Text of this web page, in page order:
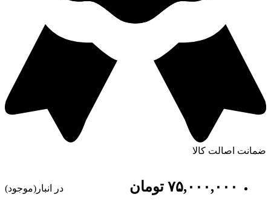
ضمانت اصالت کالا
٧۵,٠٠٠,٠٠٠ تومان در انبار(موجود)